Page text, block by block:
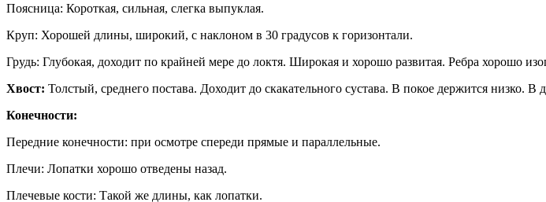
Поясница: Короткая, сильная, слегка выпуклая.
Круп: Хорошей длины, широкий, с наклоном в 30 градусов к горизонтали.
Грудь: Глубокая, доходит по крайней мере до локтя. Широкая и хорошо развитая. Ребра хорошо
Хвост: Толстый, среднего постава. Доходит до скакательного сустава. В покое держится низко.
Конечности:
Передние конечности: при осмотре спереди прямые и параллельные.
Плечи: Лопатки хорошо отведены назад.
Плечевые кости: Такой же длины, как лопатки.